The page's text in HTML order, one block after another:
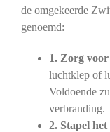
de omgekeerde
genoemd:
1. Zorg
luchtklep of
Voldoende
verbranding.
2. Stapel